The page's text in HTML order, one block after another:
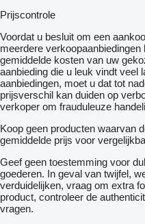
Prijscontrole
Voordat u besluit om een
meerdere
gemiddelde kosten van uw
aanbieding die u leuk vindt veel
aanbiedingen, moet u dat tot
prijsverschil kan duiden op
verkoper om frauduleuze
Koop geen producten waarvan
gemiddelde prijs voor
Geef geen toestemming voor
goederen. In geval van twijfel,
verduidelijken, vraag om extra
product, controleer de
vragen.